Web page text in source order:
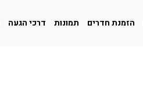
הזמנת חדרים תמונות דרכי הגעה